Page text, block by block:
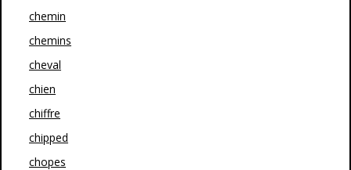
chemin
chemins
cheval
chien
chiffre
chipped
chopes